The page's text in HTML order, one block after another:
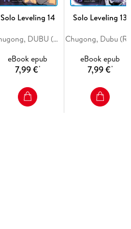
Solo Leveling 14
Chugong, DUBU (REDICE STUDIO), h-goon
eBook epub
7,99 €*
Solo Leveling 13
eBook epub
7,99 €*